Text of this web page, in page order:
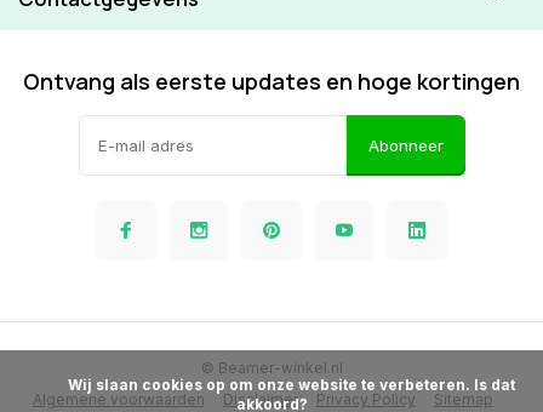
Ontvang als eerste updates en hoge kortingen
Abonneer
Algemene voorwaarden Disclaimer Privacy Policy Sitemap
© Beamer-winkel.nl
akkoord?